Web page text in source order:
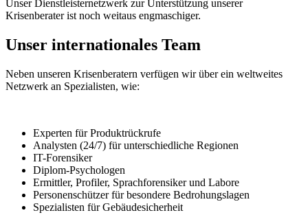
Unser Dienstleisternetzwerk zur Unterstützung unserer
Krisenberater ist noch weitaus engmaschiger.
Unser internationales Team
Neben unseren Krisenberatern verfügen wir über ein weltweites
Netzwerk an Spezialisten, wie:
Experten für Produktrückrufe
Analysten (24/7) für unterschiedliche Regionen
IT-Forensiker
Diplom-Psychologen
Ermittler, Profiler, Sprachforensiker und Labore
Personenschützer für besondere Bedrohungslagen
Spezialisten für Gebäudesicherheit